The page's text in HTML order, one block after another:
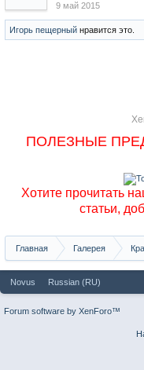
9 май 2015
Игорь пещерный нравится это.
ПОЛЕЗНЫЕ
Хотите прочитать
статьи,
Главная Галерея
Красивые фото со всего
Novus Russian (RU)
Forum software by XenForo™